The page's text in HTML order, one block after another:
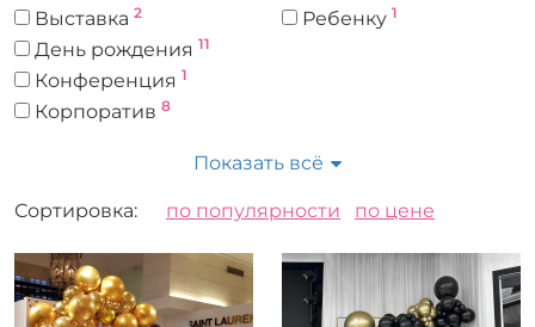
Выставка 2
День рождения 11
Конференция 1
Корпоратив 8
Открытие магазина 1
Юбилей
Ребенку 1
Круглый 4
Фигура из шаров
Показать всё
Сортировка: по популярности по цене